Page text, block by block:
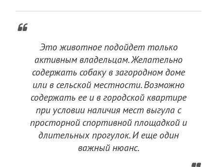
Это животное подойдет только
активным владельцам. Желательно
содержать собаку в загородном доме
или в сельской местности. Возможно
содержать ее и в городской квартире
при условии наличия мест выгула с
просторной спортивной площадкой и
длительных прогулок. И еще один
важный нюанс.